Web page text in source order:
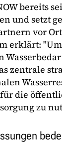
bereits
und setzt
vor
erklärt:
zentrale
die
zu